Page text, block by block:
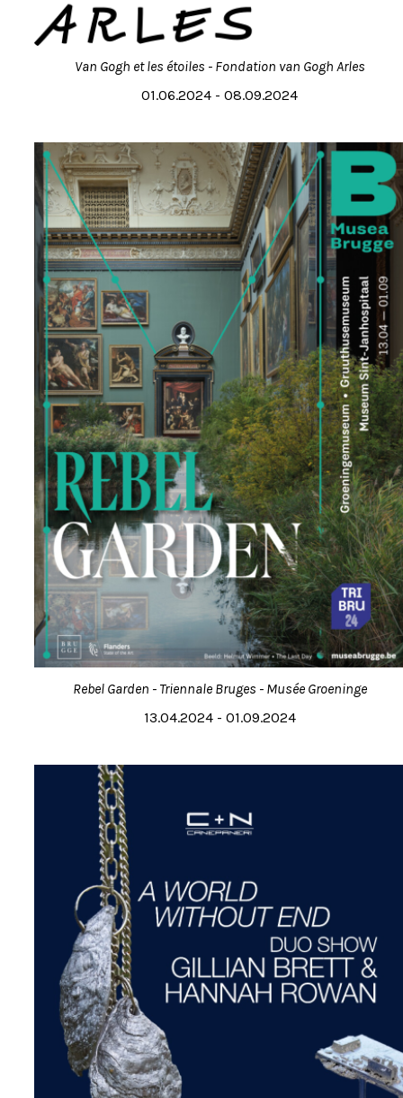
Van Gogh et les étoiles - Fondation van Gogh Arles
01.06.2024 - 08.09.2024
Rebel Garden - Triennale Bruges - Musée Groeninge
13.04.2024 - 01.09.2024